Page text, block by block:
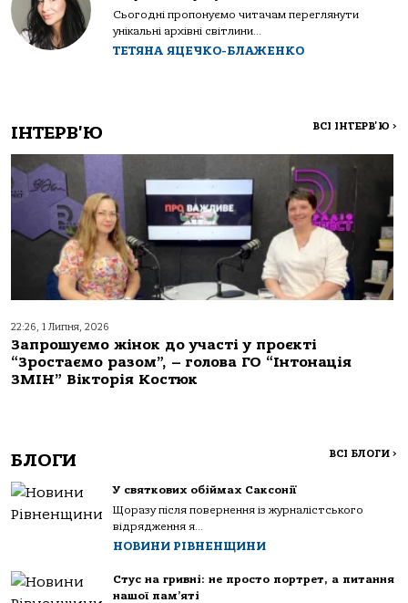
Сьогодні пропонуємо читачам переглянути
унікальні архівні світлини...
ТЕТЯНА ЯЦЕЧКО-БЛАЖЕНКО
ІНТЕРВ'Ю ВСІ ІНТЕРВ'Ю >
22:26, 1 Липня, 2026
Запрошуємо жінок до участі у проєкті
“Зростаємо разом”, – голова ГО “Інтонація
ЗМІН” Вікторія Костюк
БЛОГИ ВСІ БЛОГИ >
У святкових обіймах Саксонії
Щоразу після повернення із журналістського
відрядження я...
НОВИНИ РІВНЕНЩИНИ
Стус на гривні: не просто портрет, а питання
нашої пам’яті